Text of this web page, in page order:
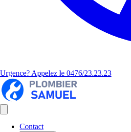
Urgence? Appelez le 0476/23.23.23
Contact